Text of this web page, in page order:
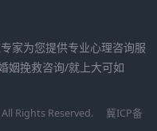
家为您提供专业心理咨询服
姻挽救咨询/就上大可如
Rights Reserved.
冀ICP备